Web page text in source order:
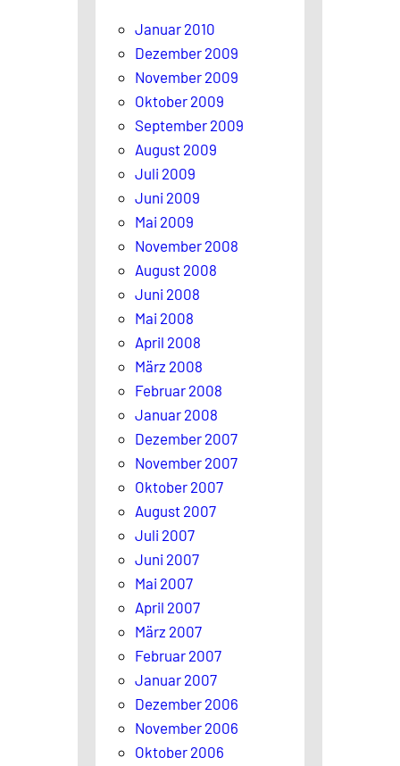
Januar 2010
Dezember 2009
November 2009
Oktober 2009
September 2009
August 2009
Juli 2009
Juni 2009
Mai 2009
November 2008
August 2008
Juni 2008
Mai 2008
April 2008
März 2008
Februar 2008
Januar 2008
Dezember 2007
November 2007
Oktober 2007
August 2007
Juli 2007
Juni 2007
Mai 2007
April 2007
März 2007
Februar 2007
Januar 2007
Dezember 2006
November 2006
Oktober 2006